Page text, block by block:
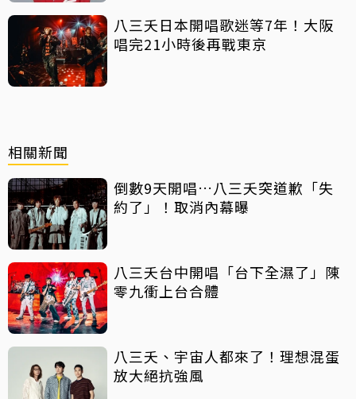
八三夭日本開唱歌迷等7年！大阪
唱完21小時後再戰東京
相關新聞
倒數9天開唱…八三夭突道歉「失
約了」！取消內幕曝
八三夭台中開唱「台下全濕了」陳
零九衝上台合體
八三夭、宇宙人都來了！理想混蛋
放大絕抗強風